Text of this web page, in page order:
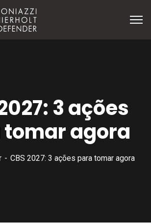
3 ações
agora
CBS 2027: 3 ações para tomar agora